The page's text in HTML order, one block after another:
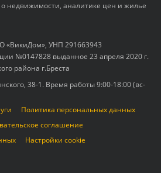
недвижимости, аналитике цен и жилье
«ВикиДом», УНП 291663943
№0147828 выданное 23 апреля 2020 г.
района г.Бреста
38-1. Время работы 9:00-18:00 (вс-
Политика персональных данных
соглашение
Настройки cookie